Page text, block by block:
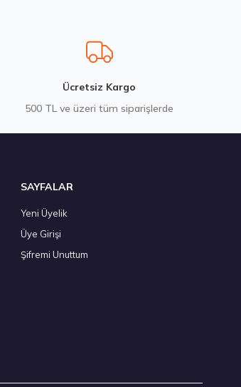
M+S 3PMSF 4Mevsim 2026
Ücretsiz Kargo
500 TL ve üzeri tüm siparişlerde
SAYFALAR
Yeni Üyelik
Üye Girişi
Şifremi Unuttum